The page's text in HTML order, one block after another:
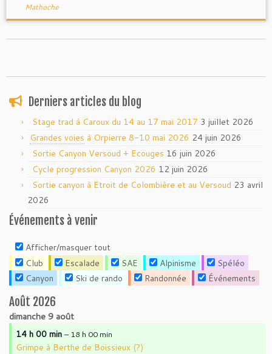
Mathoche
Derniers articles du blog
Stage trad à Caroux du 14 au 17 mai 2017 3 juillet 2026
Grandes voies à Orpierre 8-10 mai 2026 24 juin 2026
Sortie Canyon Versoud + Ecouges 16 juin 2026
Cycle progression Canyon 2026 12 juin 2026
Sortie canyon à Etroit de Colombière et au Versoud 23 avril
2026
Événements à venir
Afficher/masquer tout
Club
Escalade SAE Alpinisme
Spéléo
Canyon
Ski de rando Randonnée Événements
Août 2026
dimanche 9 août
14 h 00 min – 18 h 00 min
Grimpe à Berthe de Boissieux (?)